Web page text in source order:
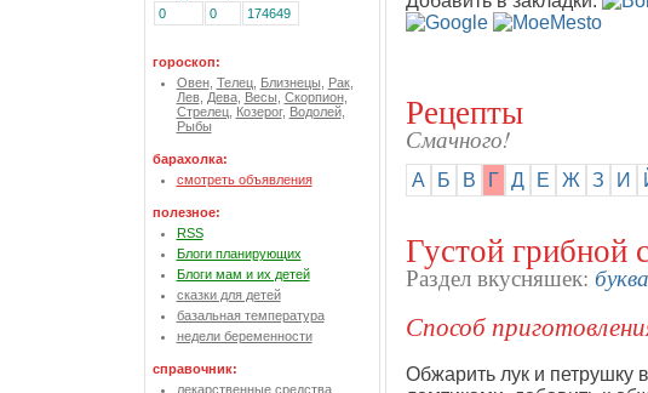
0
0 174649
гороскоп:
Овен, Телец, Близнецы Рак,
Лев, Дева, Весы Скорпион,
Стрелец, Козерог, Водолей,
Рыбы
барахолка:
смотреть объявления
полезное:
RSS
Блоги планирующих
Блоги мам и их детей
сказки для детей
базальная температура
недели беременности
справочник:
лекарственные средства
Рецепты
Смачного!
А Б В Г Д Е Ж З И
Густой грибной
Раздел вкусняшек:
Способ
Обжарить лук и петрушку